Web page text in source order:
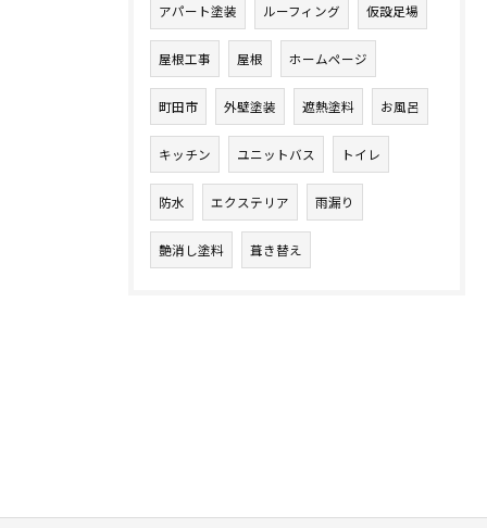
アパート塗装 ルーフィング 仮設足場
屋根工事 屋根 ホームページ
町田市 外壁塗装 遮熱塗料 お風呂
キッチン ユニットバス トイレ
防水 エクステリア 雨漏り
艶消し塗料 葺き替え